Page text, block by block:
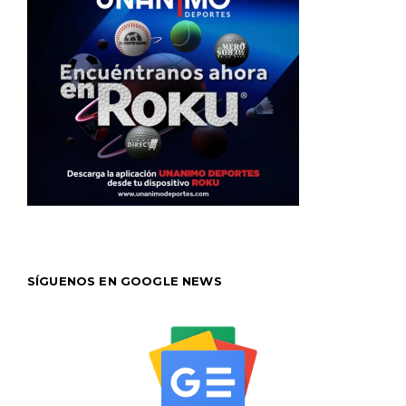
SÍGUENOS EN GOOGLE NEWS